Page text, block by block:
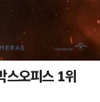
오피스 1위